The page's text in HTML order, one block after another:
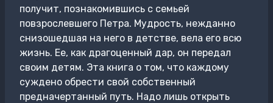
получит, познакомившись с семьей
повзрослевшего Петра. Мудрость, нежданно
снизошедшая на него в детстве, вела его всю
жизнь. Ее, как драгоценный дар, он передал
своим детям. Эта книга о том, что каждому
суждено обрести свой собственный
предначертанный путь. Надо лишь открыть